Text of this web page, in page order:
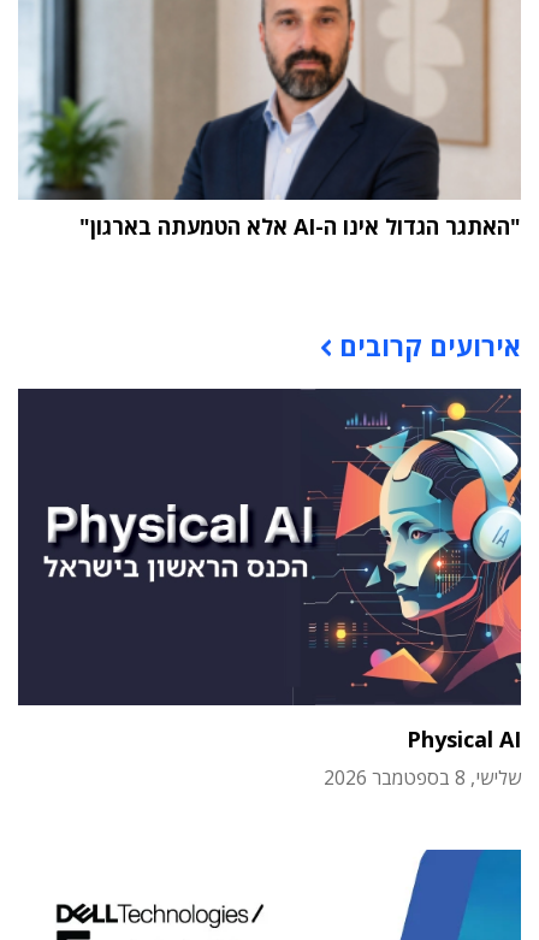
"האתגר הגדול אינו ה-AI אלא הטמעתה בארגון"
אירועים קרובים
Physical AI
שלישי, 8 בספטמבר 2026